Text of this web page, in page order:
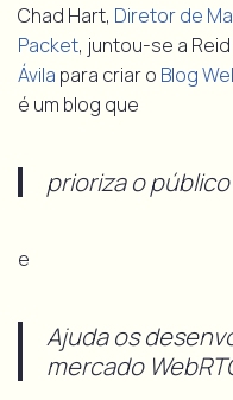
Chad Hart, Diretor de
Packet, juntou-se a
Ávila para criar o Blog
é um blog que
prioriza o
e
Ajuda os
mercado